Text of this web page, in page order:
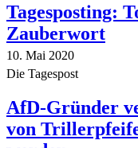
Tagesposting:
Zauberwort
10. Mai 2020
Die Tagespost
AfD-Gründer
von